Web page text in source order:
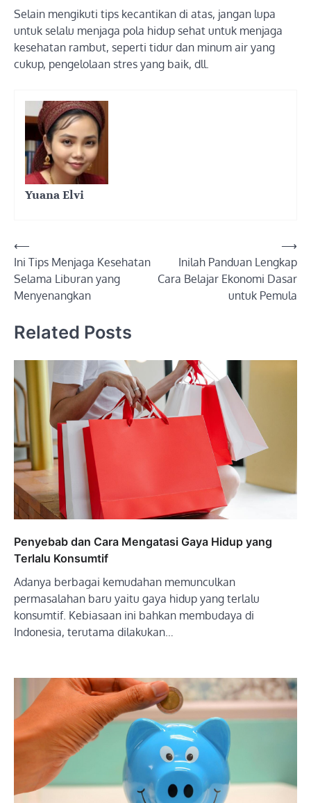
Selain mengikuti tips kecantikan di atas, jangan lupa
untuk selalu menjaga pola hidup sehat untuk menjaga
kesehatan rambut, seperti tidur dan minum air yang
cukup, pengelolaan stres yang baik, dll.
Yuana Elvi
Post
navigation
⟵
Ini Tips Menjaga Kesehatan
Selama Liburan yang
Menyenangkan
Inilah Panduan Lengkap
Cara Belajar Ekonomi Dasar
untuk Pemula
⟶
Related Posts
Penyebab dan Cara Mengatasi Gaya Hidup yang
Terlalu Konsumtif
Adanya berbagai kemudahan memunculkan
permasalahan baru yaitu gaya hidup yang terlalu
konsumtif. Kebiasaan ini bahkan membudaya di
Indonesia, terutama dilakukan…